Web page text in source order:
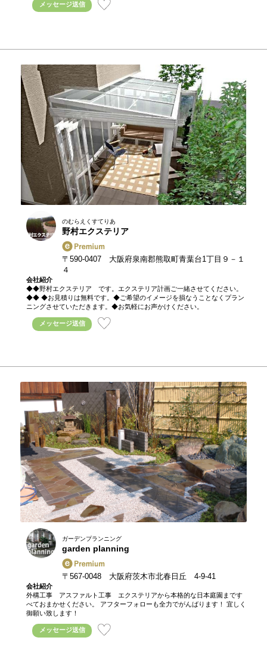
メッセージ送信
のむらえくすてりあ
野村エクステリア
〒590-0407 大阪府泉南郡熊取町青葉台1丁目９－１
４
会社紹介
◆◆野村エクステリア です。エクステリア計画ご一緒させてください。
◆◆ ◆お見積りは無料です。◆ご希望のイメージを損なうことなくプラン
ニングさせていただきます。◆お気軽にお声かけください。
メッセージ送信
ガーデンプランニング
garden planning
〒567-0048 大阪府茨木市北春日丘 4-9-41
会社紹介
外構工事 アスファルト工事 エクステリアから本格的な日本庭園まです
べておまかせください。 アフターフォローも全力でがんばります！ 宜しく
御願い致します！
メッセージ送信